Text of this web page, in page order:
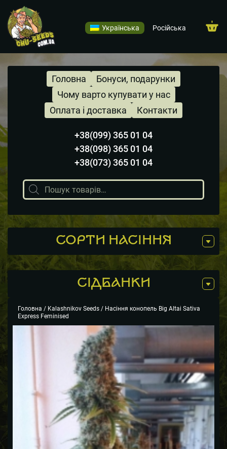
Українська Російська
Головна
Чому варто купувати у нас
Бонуси, подарунки
Оплата і доставка Контакти
+38(099) 365 01 04
+38(098) 365 01 04
+38(073) 365 01 04
Пошук
товарів
СОРТИ НАСІННЯ
СIДБАНКИ
Головна / Kalashnikov Seeds / Насіння конопель Big Altai Sativa
Express Feminised